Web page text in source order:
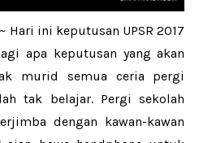
Hari ini keputusan UPSR 2017
apa keputusan yang akan
murid semua ceria pergi
tak belajar. Pergi sekolah
dengan kawan-kawan